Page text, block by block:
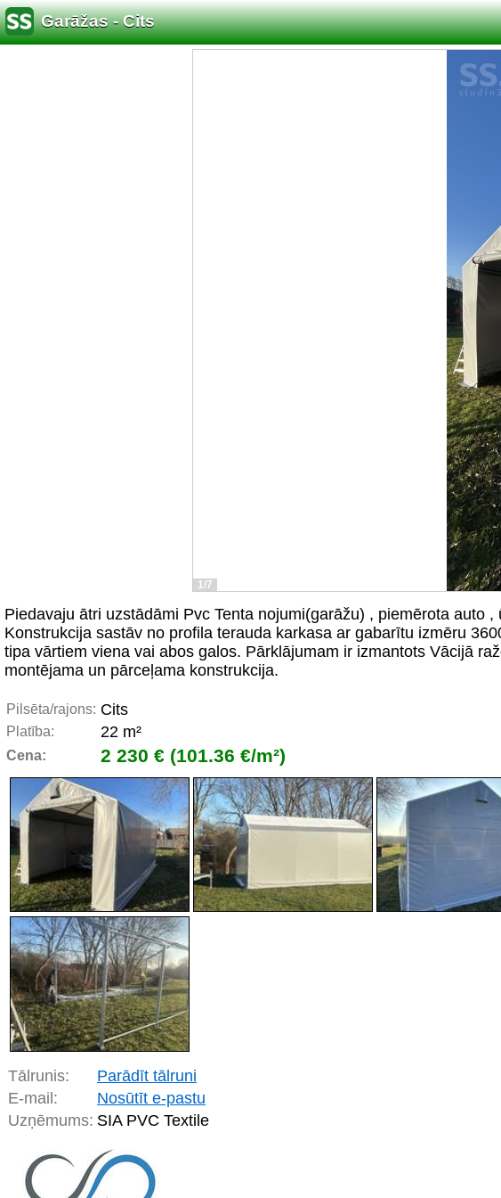
Garāžas - Cits
1/7
Piedavaju ātri uzstādāmi Pvc Tenta nojumi(garāžu) , piemērota
Konstrukcija sastāv no profila terauda karkasa ar gabarītu izmēru
tipa vārtiem viena vai abos galos. Pārklājumam ir izmantots Vācijā
montējama un pārceļama konstrukcija.
Pilsēta/rajons: Cits
Platība: 22 m²
Cena: 2 230 € (101.36 €/m²)
Tālrunis:
Parādīt tālruni
E-mail:
Nosūtīt e-pastu
Uzņēmums: SIA PVC Textile